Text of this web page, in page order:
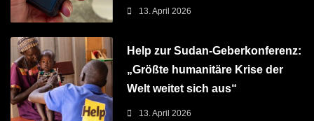
13. April 2026
Help zur Sudan-Geberkonferenz:
„Größte humanitäre Krise der
Welt weitet sich aus“
13. April 2026